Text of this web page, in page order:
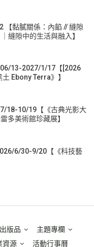
【黏膩關係：內餡 // 縫隙
縫隙中的生活與融入】
13-2027/1/17【[2026
Ebony Terra》】
18-10/19【《古典光影大
多美術館珍藏展】
6/30-9/20【《科技藝
出版品
主題專欄
資源 活動行事曆